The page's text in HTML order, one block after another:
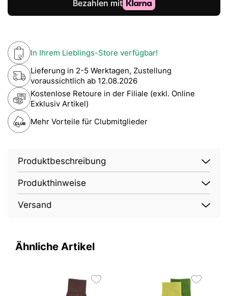
In Ihrem Lieblings-Store verfügbar!
Lieferung in 2-5 Werktagen, Zustellung
voraussichtlich ab 12.08.2026
Kostenlose Retoure in der Filiale (exkl. Online
Exklusiv Artikel)
Mehr Vorteile für Clubmitglieder
Produktbeschreibung
Produkthinweise
Versand
Ähnliche Artikel